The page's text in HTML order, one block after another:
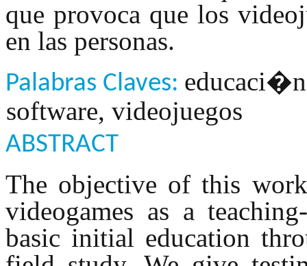
que provoca que los
en las personas.
Palabras Claves:
software, videojuegos
ABSTRACT
The objective of this
videogames as a
basic initial education